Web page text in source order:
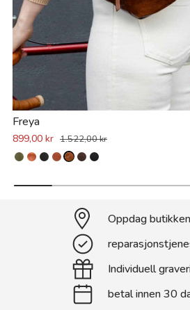
Freya
899,00 kr 1.522,00 kr
Oppdag
Individuell
betal innen 30